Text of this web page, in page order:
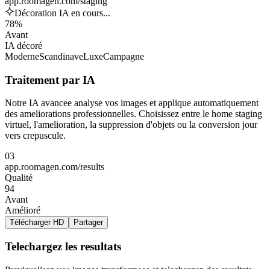
Décoration IA en cours...
78%
Avant
IA décoré
ModerneScandinaveLuxeCampagne
Traitement par IA
Notre IA avancee analyse vos images et applique automatiquement
des ameliorations professionnelles. Choisissez entre le home staging
virtuel, l'amelioration, la suppression d'objets ou la conversion jour
vers crepuscule.
03
app.roomagen.com/results
Qualité
94
Avant
Amélioré
Télécharger HD Partager
Telechargez les resultats